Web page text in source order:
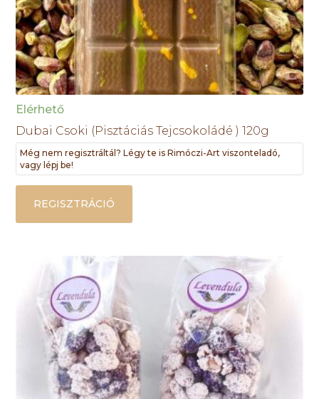
Elérhető
Dubai Csoki (Pisztáciás Tejcsokoládé ) 120g
Még nem regisztráltál? Légy te is Rimóczi-Art viszonteladó,
vagy lépj be!
REGISZTRÁCIÓ